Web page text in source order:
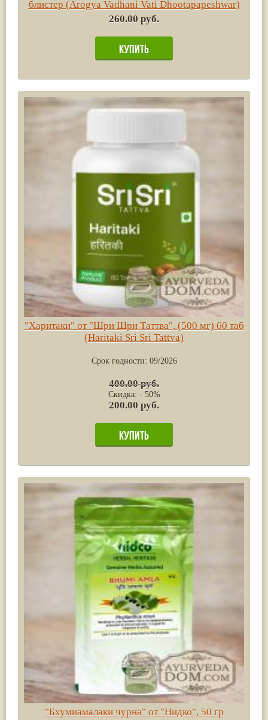
блистер (Arogya Vadhani Vati Dhootapapeshwar)
260.00 руб.
"Харитаки" от "Шри Шри Таттва", (500 мг) 60 таб
(Haritaki Sri Sri Tattva)
Срок годности: 09/2026
400.00 руб.
Скидка: - 50%
200.00 руб.
"Бхумиамалаки чурна" от "Нидко", 50 гр